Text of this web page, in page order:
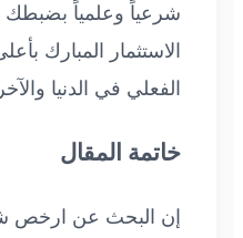
شرعياً وعلمياً بضبطك
الاستثمار المبارك
الفعلي في الدنيا
خاتمة المقال
إن البحث عن ارخص